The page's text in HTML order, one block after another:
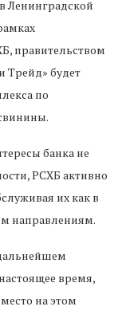
Ленинградской
правительством
Трейд» будет
по
банка не
РСХБ активно
их как в
направлениям.
время,
на этом